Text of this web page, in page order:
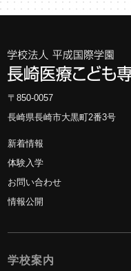
〒850-0057
長崎県長崎市大黒町2番3号
新着情報
体験入学
お問い合わせ
情報公開
学校案内